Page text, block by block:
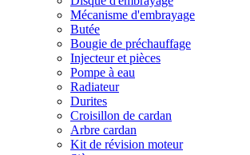
Mécanisme d'embrayage
Butée
Bougie de préchauffage
Injecteur et pièces
Pompe à eau
Radiateur
Durites
Croisillon de cardan
Arbre cardan
Kit de révision moteur